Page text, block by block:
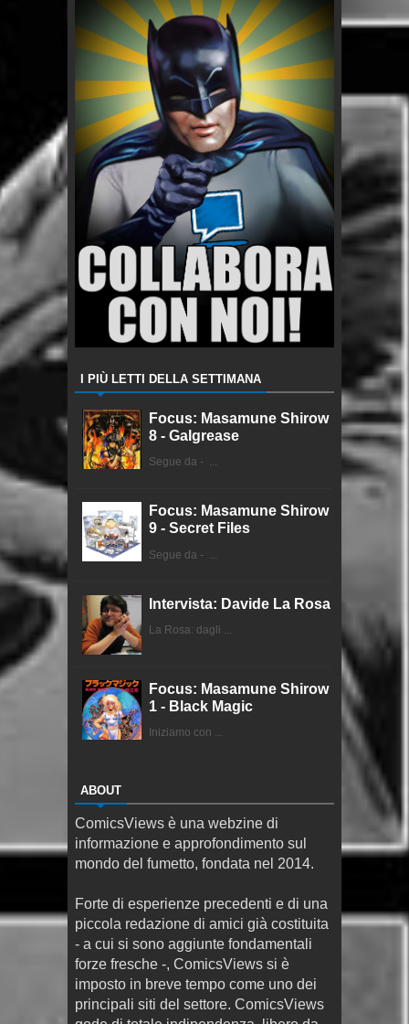
I PIÙ LETTI DELLA SETTIMANA
Focus: Masamune Shirow
8 - Galgrease
Segue da - ...
Focus: Masamune Shirow
9 - Secret Files
Segue da - ...
Intervista: Davide La Rosa
La Rosa: dagli ...
Focus: Masamune Shirow
1 - Black Magic
Iniziamo con ...
ABOUT
ComicsViews è una webzine di
informazione e approfondimento sul
mondo del fumetto, fondata nel 2014.
Forte di esperienze precedenti e di una
piccola redazione di amici già costituita
- a cui si sono aggiunte fondamentali
forze fresche -, ComicsViews si è
imposto in breve tempo come uno dei
principali siti del settore. ComicsViews